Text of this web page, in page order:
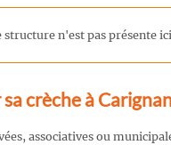
structure n'est pas présente
crèche à
associatives ou